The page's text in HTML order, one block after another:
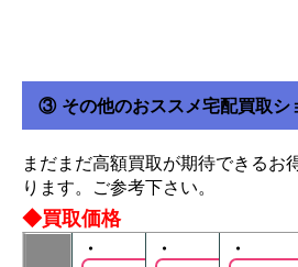
③ その他のおススメ宅配買取シ
まだまだ高額買取が期待できるお
ります。ご参考下さい。
◆買取価格
・
・
・